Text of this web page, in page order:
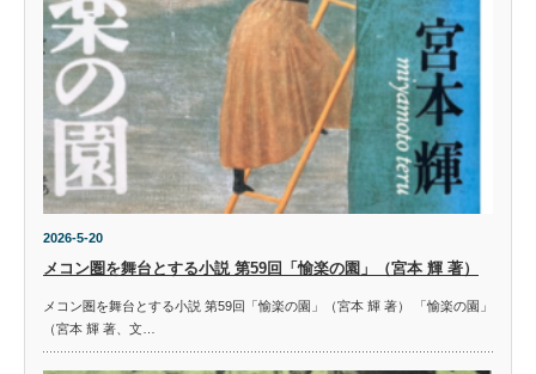
2026-5-20
メコン圏を舞台とする小説 第59回「愉楽の園」（宮本 輝 著）
メコン圏を舞台とする小説 第59回「愉楽の園」（宮本 輝 著） 「愉楽の園」
（宮本 輝 著、文…